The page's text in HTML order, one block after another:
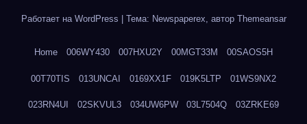
Работает на WordPress Тема: Newspaperex, автор Themeansar
Home 006WY430 007HXU2Y 00MGT33M 00SAOS5H
00T70TIS 013UNCAI 0169XX1F 019K5LTP 01WS9NX2
023RN4UI 02SKVUL3 034UW6PW 03L7504Q 03ZRKE69